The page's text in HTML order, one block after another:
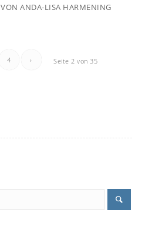
VONANDA-LISA HARMENING
Seite 2 von 35
4 ›